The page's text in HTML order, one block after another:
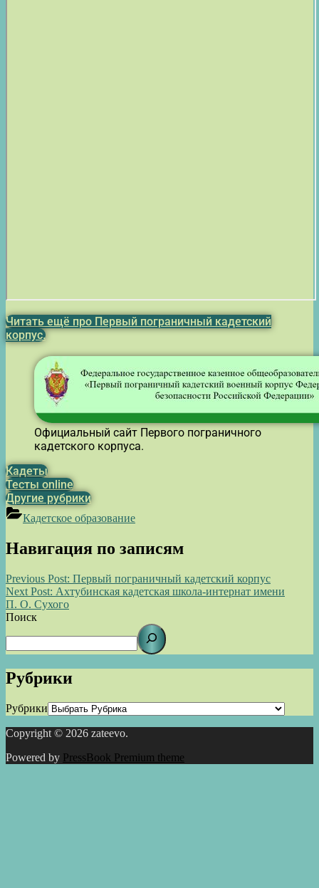
Читать ещё про Первый пограничный кадетский
корпус.
Официальный сайт Первого пограничного
кадетского корпуса.
Кадеты
Тесты online
Другие рубрики
Кадетское образование
Навигация по записям
Previous Post: Первый пограничный кадетский корпус
Next Post: Ахтубинская кадетская школа-интернат имени
П. О. Сухого
Поиск
Рубрики
Рубрики
Copyright © 2026 zateevo.
Powered by PressBook Premium theme